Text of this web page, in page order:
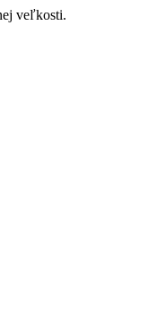
veľkosti.